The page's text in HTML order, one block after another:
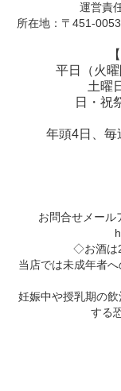
運営責
所在地：〒451-
平日（火
土曜
日・祝
年頭4日、毎
お問合せメール
◇お酒は
当店では未成年者
妊娠中や授乳期の
する